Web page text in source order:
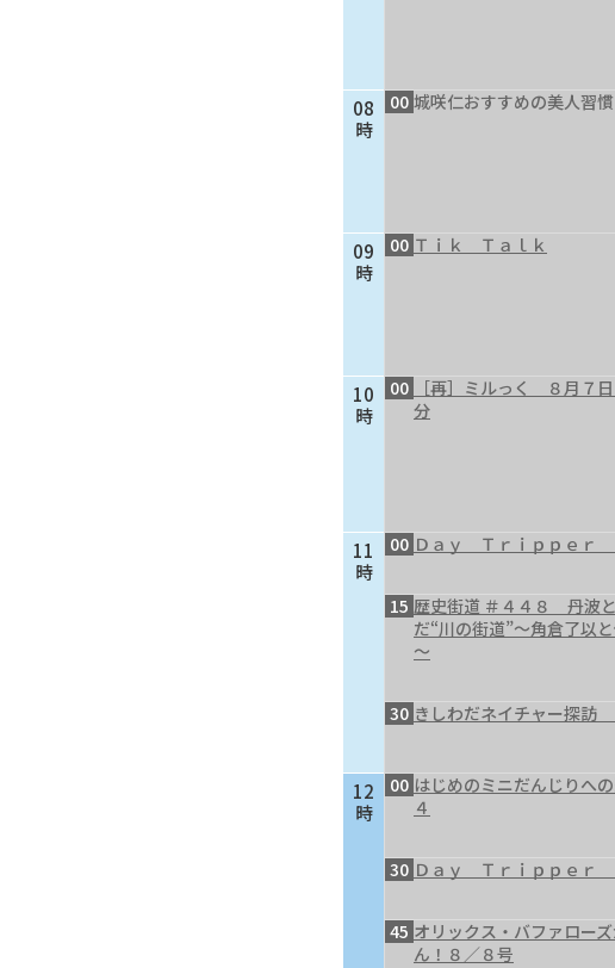
08
時
09
時
10
時
11
時
12
時
00 城咲仁おすすめの美人習慣
00 Ｔｉｋ Ｔａｌｋ
00
［再］ミルっく ８月７
分
00 Ｄａｙ Ｔｒｉｐｐｅｒ
15 歴史街道 ＃４４８ 丹波
だ“川の街道”～角倉了以
～
30 きしわだネイチャー探訪
00 はじめのミニだんじりへ
４
30 Ｄａｙ Ｔｒｉｐｐｅｒ
45 オリックス・バファロー
ん！８／８号